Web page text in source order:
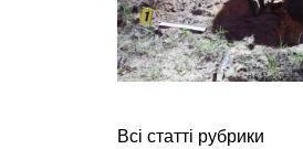
Всі статті рубрики